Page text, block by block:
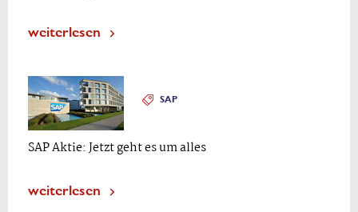
weiterlesen
SAP
SAP Aktie: Jetzt geht es um alles
weiterlesen